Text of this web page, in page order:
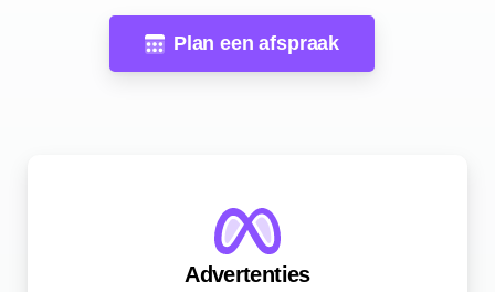
Plan een afspraak
Advertenties